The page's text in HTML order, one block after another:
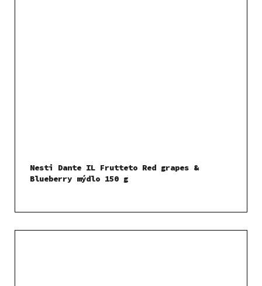
Nesti Dante IL Frutteto Red grapes &
Blueberry mýdlo 150 g